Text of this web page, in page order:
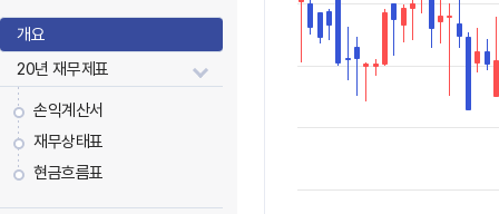
개요
20년 재무제표
손익계산서
재무상태표
현금흐름표